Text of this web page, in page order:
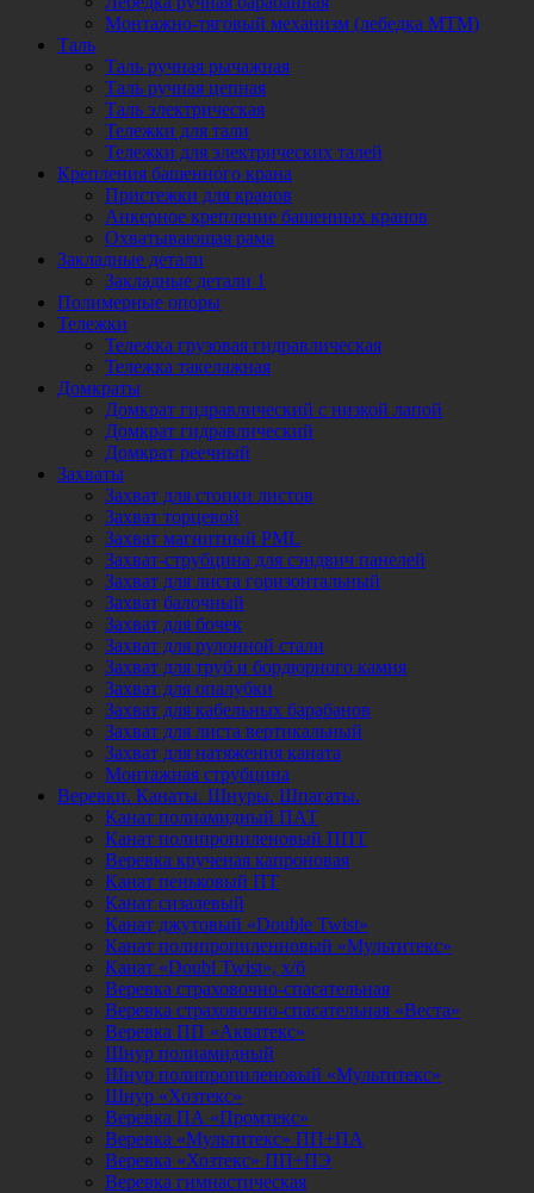
Монтажно-тяговый механизм (лебедка МТМ)
Таль
Таль ручная рычажная
Таль ручная цепная
Таль электрическая
Тележки для тали
Тележки для электрических талей
Крепления башенного крана
Пристежки для кранов
Анкерное крепление башенных кранов
Охватывающая рама
Закладные детали
Закладные детали 1
Полимерные опоры
Тележки
Тележка грузовая гидравлическая
Тележка такелажная
Домкраты
Домкрат гидравлический с низкой лапой
Домкрат гидравлический
Домкрат реечный
Захваты
Захват для стопки листов
Захват торцевой
Захват магнитный PML
Захват-струбцина для сэндвич панелей
Захват для листа горизонтальный
Захват балочный
Захват для бочек
Захват для рулонной стали
Захват для труб и бордюрного камня
Захват для опалубки
Захват для кабельных барабанов
Захват для листа вертикальный
Захват для натяжения каната
Монтажная струбцина
Веревки. Канаты. Шнуры. Шпагаты.
Канат полиамидный ПАТ
Канат полипропиленовый ППТ
Веревка крученая капроновая
Канат пеньковый ПТ
Канат сизалевый
Канат джутовый «Double Twist»
Канат полипропиленновый «Мультитекс»
Канат «Doubl Twist», х/б
Веревка страховочно-спасательная
Веревка страховочно-спасательная «Веста»
Веревка ПП «Акватекс»
Шнур полиамидный
Шнур полипропиленовый «Мультитекс»
Шнур «Хозтекс»
Веревка ПА «Промтекс»
Веревка «Мультитекс» ПП+ПА
Веревка «Хозтекс» ПП+ПЭ
Веревка гимнастическая